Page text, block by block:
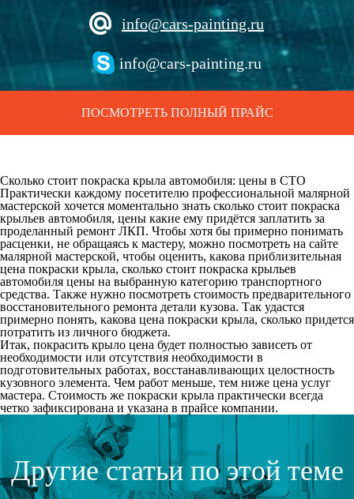
info@cars-painting.ru
info@cars-painting.ru
ПОСМОТРЕТЬ ПОЛНЫЙ ПРАЙС
Сколько стоит покраска крыла автомобиля: цены в СТО
Практически каждому посетителю профессиональной малярной
мастерской хочется моментально знать сколько стоит покраска
крыльев автомобиля, цены какие ему придётся заплатить за
проделанный ремонт ЛКП. Чтобы хотя бы примерно понимать
расценки, не обращаясь к мастеру, можно посмотреть на сайте
малярной мастерской, чтобы оценить, какова приблизительная
цена покраски крыла, сколько стоит покраска крыльев
автомобиля цены на выбранную категорию транспортного
средства. Также нужно посмотреть стоимость предварительного
восстановительного ремонта детали кузова. Так удастся
примерно понять, какова цена покраски крыла, сколько придется
потратить из личного бюджета.
Итак, покрасить крыло цена будет полностью зависеть от
необходимости или отсутствия необходимости в
подготовительных работах, восстанавливающих целостность
кузовного элемента. Чем работ меньше, тем ниже цена услуг
мастера. Стоимость же покраски крыла практически всегда
четко зафиксирована и указана в прайсе компании.
Другие статьи по этой теме